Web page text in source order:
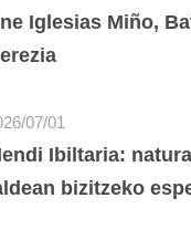
Iglesias Miño,
07/01
Ibiltaria:
bizitzeko